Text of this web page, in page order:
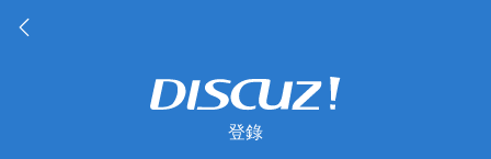
登錄